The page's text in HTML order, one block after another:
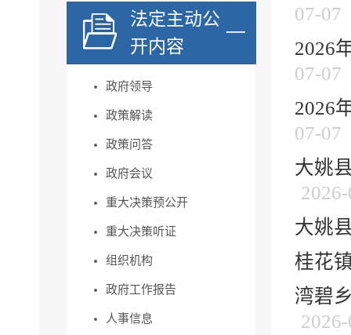
法定主动公
开内容
政府领导
政策解读
政策问答
政府会议
重大决策预公开
重大决策听证
组织机构
政府工作报告
人事信息
07-07
2026
07-07
2026
07-07
大姚
大姚
桂花
湾碧